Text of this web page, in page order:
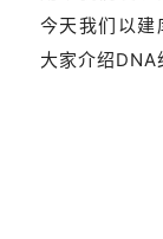
今天我们以
大家介绍DNA